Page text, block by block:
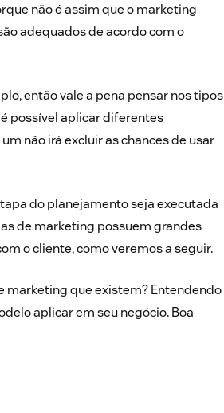
não é assim que o marketing
adequados de acordo com o
então vale a pena pensar nos tipos
possível aplicar diferentes
não irá excluir as chances de usar
do planejamento seja executada
de marketing possuem grandes
o cliente, como veremos a seguir.
marketing que existem? Entendendo
aplicar em seu negócio. Boa